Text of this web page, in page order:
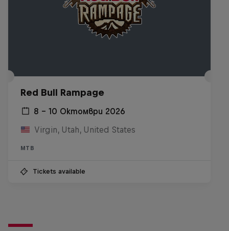
Red Bull Rampage
8 – 10 Октомври 2026
Virgin, Utah, United States
MTB
Tickets available